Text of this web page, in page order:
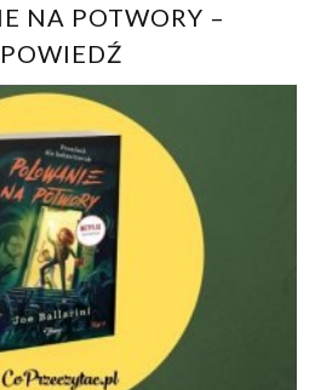
NA POTWORY –